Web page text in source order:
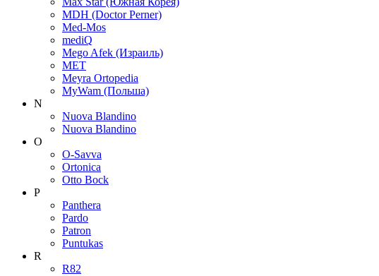
MDH (Doctor Perner)
Med-Mos
mediQ
Mego Afek (Израиль)
MET
Meyra Ortopedia
MyWam (Польша)
N
Nuova Blandino
Nuova Blandino
O
O-Savva
Ortonica
Otto Bock
P
Panthera
Pardo
Patron
Puntukas
R
R82